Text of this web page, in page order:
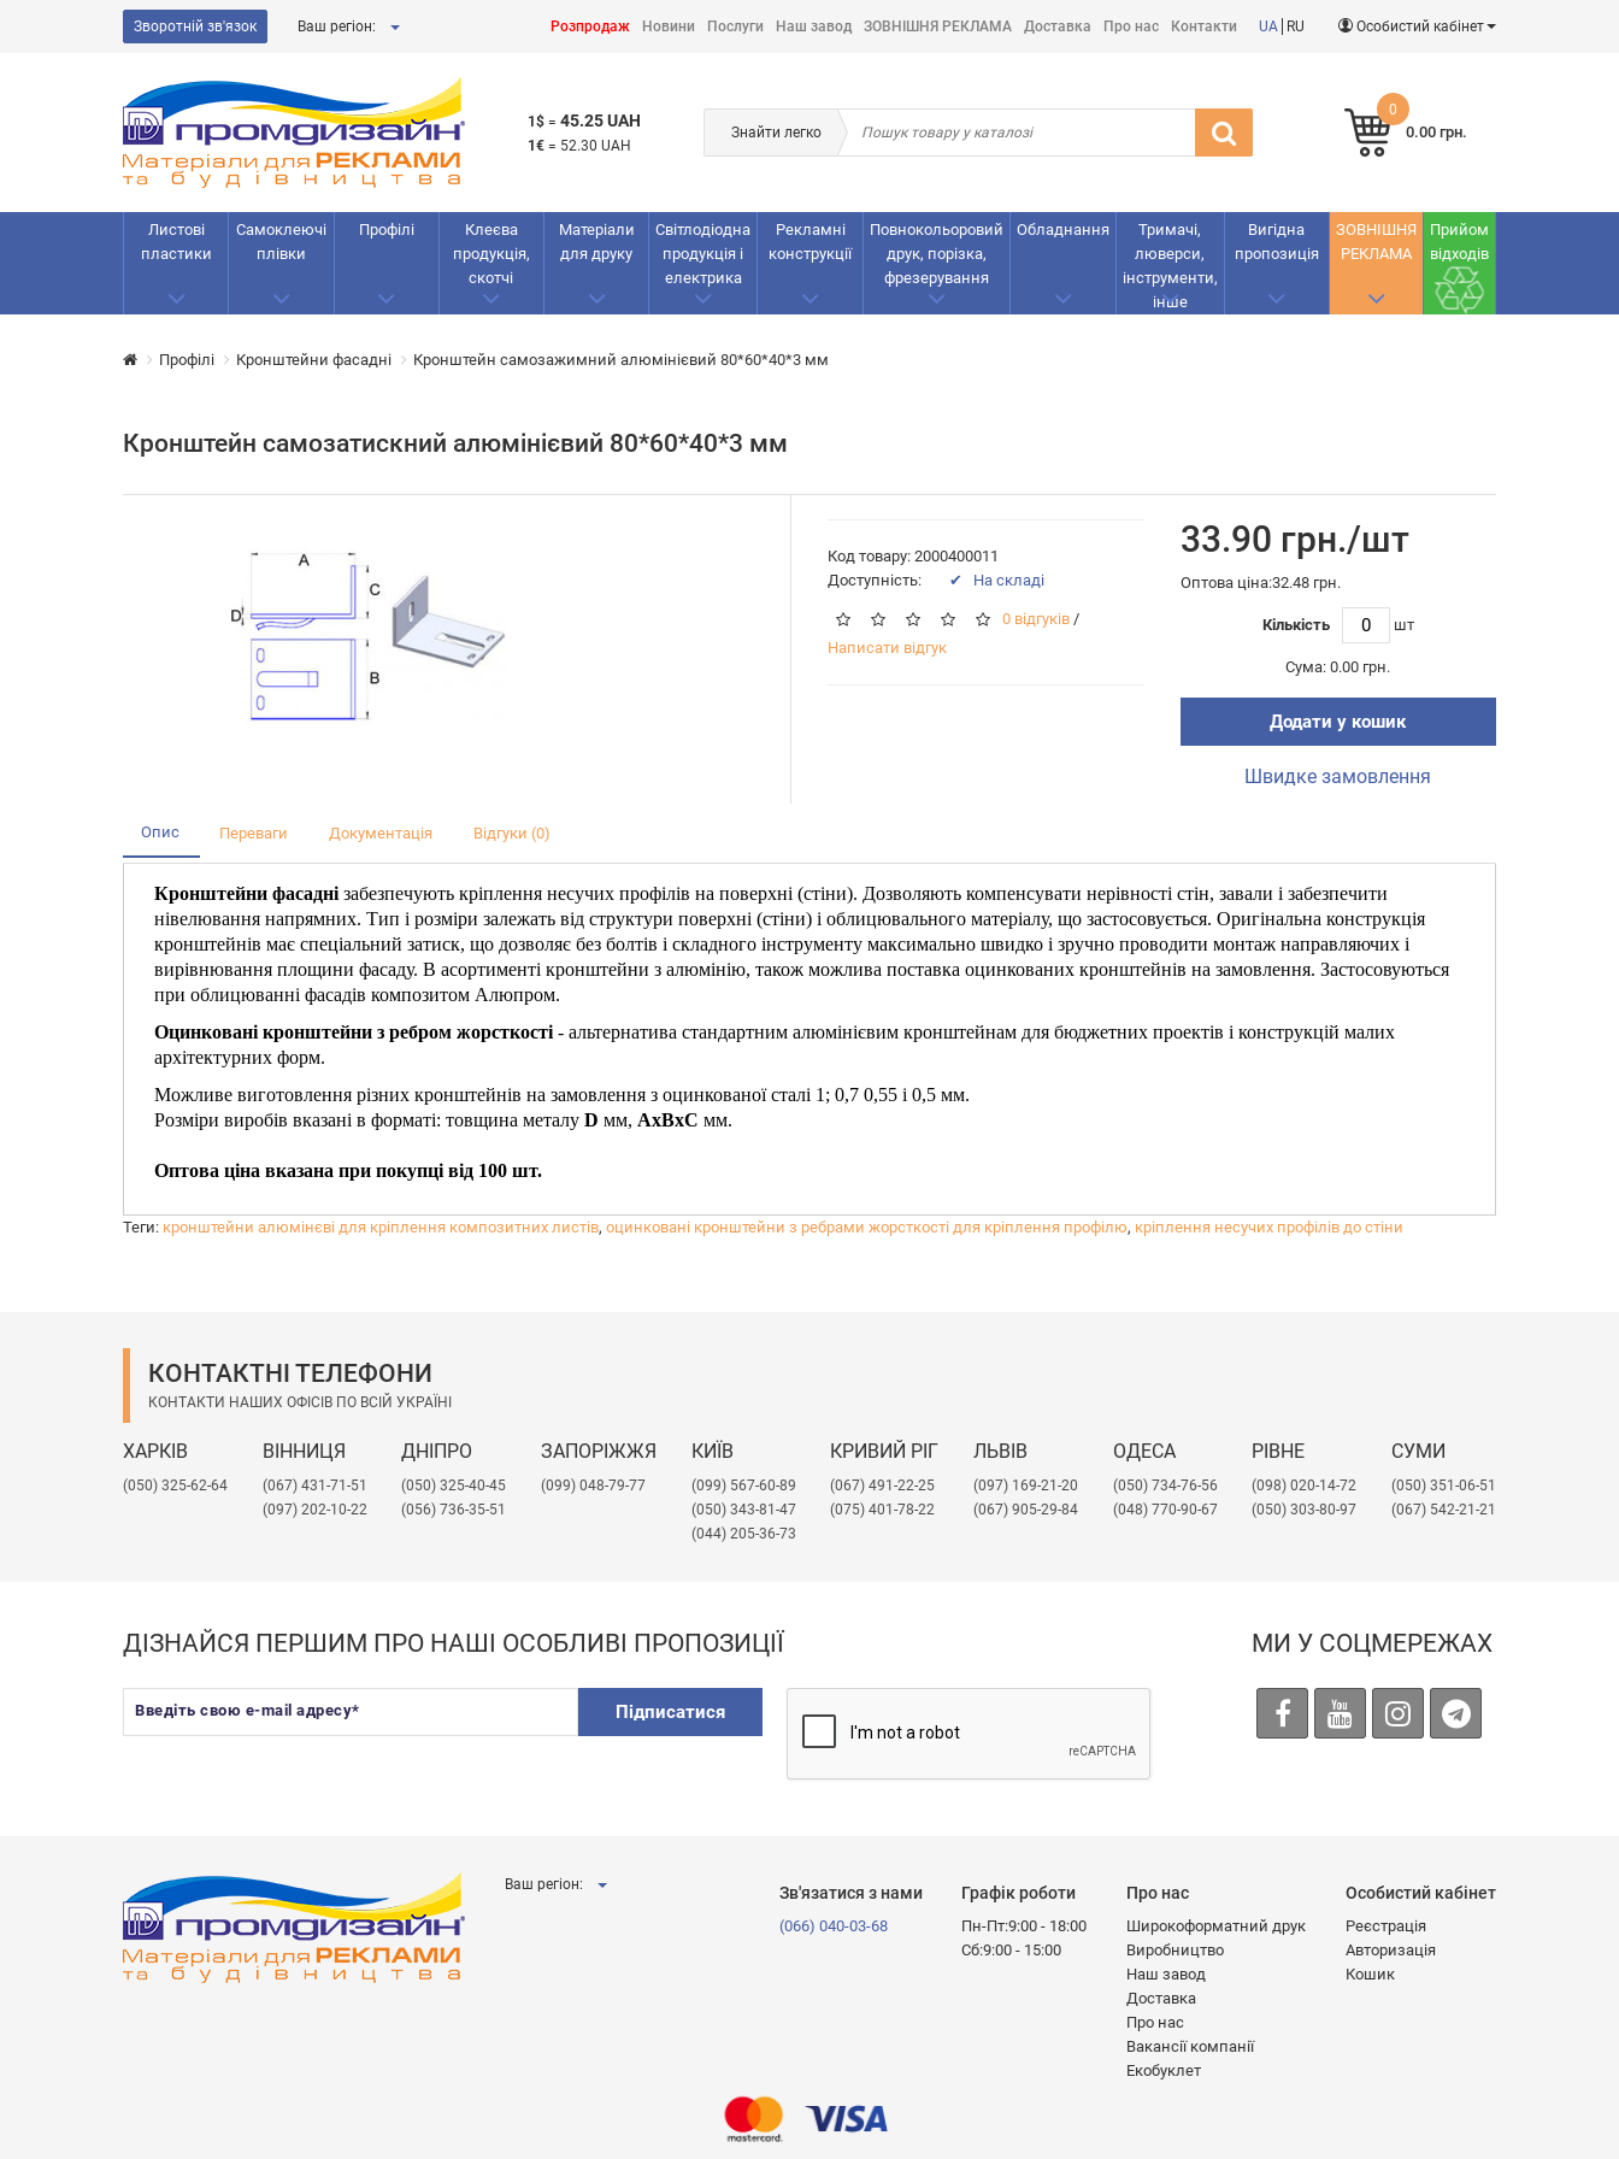
Зворотній зв'язок Ваш регіон: Розпродаж Новини Послуги Наш завод ЗОВНІШНЯ РЕКЛАМА Доставка Про нас Контакти UA RU Особистий кабінет
1$ = 45.25 UAH
1€ = 52.30 UAH
Знайти легко
0
0.00 грн.
Листові
пластики
Самоклеючі
плівки
Профілі
Клеєва
продукція,
скотчі
Матеріали
для друку
Світлодіодна
продукція і
електрика
Рекламнi
конструкції
Повнокольоровий
друк, порізка,
фрезерування
Обладнання
Тримачі,
люверси,
інструменти,
інше
Вигідна
пропозиція
ЗОВНІШНЯ
РЕКЛАМА
Прийом
відходів
Профілі Кронштейни фасадні Кронштейн самозажимний алюмінієвий 80*60*40*3 мм
Кронштейн самозатискний алюмінієвий 80*60*40*3 мм
Код товару: 2000400011
Доступність:
✔ На складі
0 відгуків /
Написати відгук
33.90 грн./шт
Оптова ціна:32.48 грн.
Кількість шт
Сума: 0.00 грн.
Додати у кошик
Швидке замовлення
Опис Переваги Документація Відгуки (0)
Кронштейни фасадні забезпечують кріплення несучих профілів на поверхні (стіни). Дозволяють компенсувати нерівності стін, завали і забезпечити
нівелювання напрямних. Тип і розміри залежать від структури поверхні (стіни) і облицювального матеріалу, що застосовується. Оригінальна конструкція
кронштейнів має спеціальний затиск, що дозволяє без болтів і складного інструменту максимально швидко і зручно проводити монтаж направляючих і
вирівнювання площини фасаду. В асортименті кронштейни з алюмінію, також можлива поставка оцинкованих кронштейнів на замовлення. Застосовуються
при облицюванні фасадів композитом Алюпром.
Оцинковані кронштейни з ребром жорсткості - альтернатива стандартним алюмінієвим кронштейнам для бюджетних проектів і конструкцій малих
архітектурних форм.
Можливе виготовлення різних кронштейнів на замовлення з оцинкованої сталі 1; 0,7 0,55 і 0,5 мм.
Розміри виробів вказані в форматі: товщина металу D мм, AxBxC мм.
Оптова ціна вказана при покупці від 100 шт.
Теги: кронштейни алюмінєві для кріплення композитних листів, оцинковані кронштейни з ребрами жорсткості для кріплення профілю, кріплення несучих профілів до стіни
КОНТАКТНІ ТЕЛЕФОНИ
КОНТАКТИ НАШИХ ОФІСІВ ПО ВСІЙ УКРАЇНІ
ХАРКІВ
(050) 325-62-64
ВІННИЦЯ
(067) 431-71-51
(097) 202-10-22
ДНІПРО
(050) 325-40-45
(056) 736-35-51
ЗАПОРІЖЖЯ
(099) 048-79-77
КИЇВ
(099) 567-60-89
(050) 343-81-47
(044) 205-36-73
КРИВИЙ РІГ
(067) 491-22-25
(075) 401-78-22
ЛЬВІВ
​(097) 169-21-20
(067) 905-29-84
ОДЕСА
(050) 734-76-56
(048) 770-90-67
РІВНЕ
(098) 020-14-72
(050) 303-80-97
СУМИ
(050) 351-06-51
(067) 542-21-21
ДІЗНАЙСЯ ПЕРШИМ ПРО НАШІ ОСОБЛИВІ ПРОПОЗИЦІЇ
Введіть свою e-mail адресу* Підписатися
МИ У СОЦМЕРЕЖАХ
Ваш регіон: Зв'язатися з нами
(066) 040-03-68
Графік роботи
Пн-Пт:9:00 - 18:00
Сб:9:00 - 15:00
Про нас
Широкоформатний друк
Виробництво
Наш завод
Доставка
Про нас
Вакансії компанії
Екобуклет
Особистий кабінет
Реєстрація
Авторизація
Кошик